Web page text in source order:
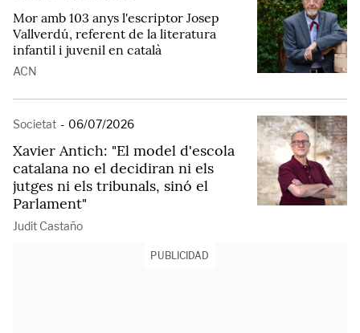
Mor amb 103 anys l'escriptor Josep
Vallverdú, referent de la literatura
infantil i juvenil en català
ACN
Societat - 06/07/2026
Xavier Antich: "El model d'escola
catalana no el decidiran ni els
jutges ni els tribunals, sinó el
Parlament"
Judit Castaño
PUBLICIDAD